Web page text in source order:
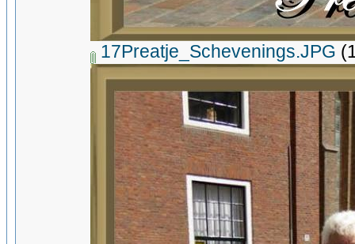
17Preatje_Schevenings.JPG